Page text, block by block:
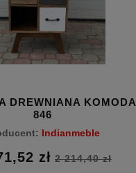
DREWNIANA KOMODA
846
Indianmeble
zł 2 214,40 zł